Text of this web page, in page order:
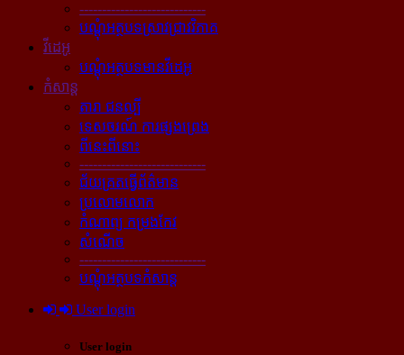
----------------------------
បណ្ដុំអត្ថបទស្រាវជ្រាវវិភាគ
វីដេអូ
បណ្ដុំអត្ថបទមានវីដេអូ
កំសាន្ដ
តារា ជនល្បី
ទេសចរណ៍ ការផ្សងព្រេង
ពីនេះពីនោះ
----------------------------
ជ័យគ្រតធ្វើព័ត៌មាន
ប្រលោមលោក
កំណាព្យ កម្រងកែវ
សំណើច
----------------------------
បណ្ដុំអត្ថបទកំសាន្ដ
User login
User login